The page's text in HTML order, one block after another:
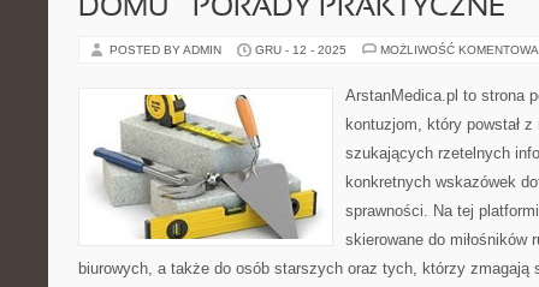
DOMU – PORADY PRAKTYCZNE
POSTED BY ADMIN GRU - 12 - 2025 MOŻLIWOŚĆ
ArstanMedica.pl to strona
kontuzjom, który powstał
szukających rzetelnych
konkretnych wskazówek
sprawności. Na tej
skierowane do miłośników
biurowych, a także do osób starszych oraz tych, którzy zmagają